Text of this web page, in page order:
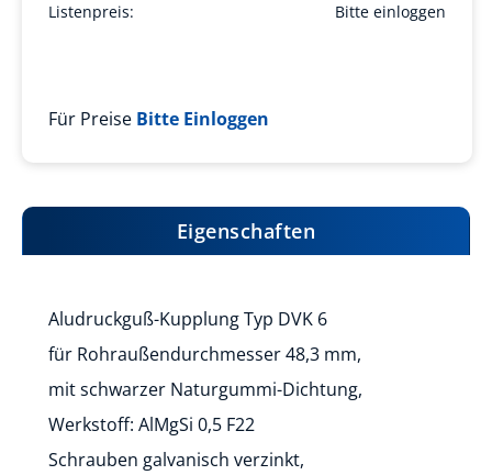
Listenpreis: Bitte einloggen
Für Preise Bitte Einloggen
Eigenschaften
Aludruckguß-Kupplung Typ DVK 6
für Rohraußendurchmesser 48,3 mm,
mit schwarzer Naturgummi-Dichtung,
Werkstoff: AlMgSi 0,5 F22
Schrauben galvanisch verzinkt,